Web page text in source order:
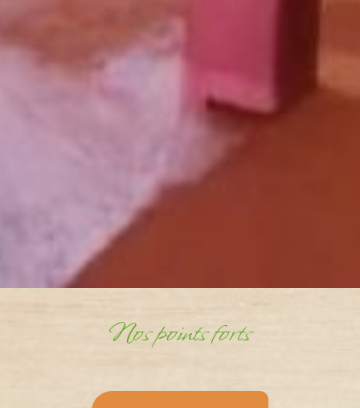
Nos points forts